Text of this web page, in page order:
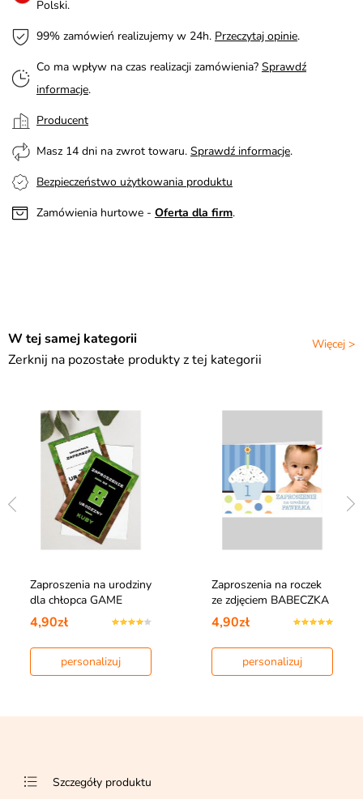
Polski.
99% zamówień realizujemy w 24h. Przeczytaj opinie.
Co ma wpływ na czas realizacji zamówienia? Sprawdź
informacje.
Producent
Masz 14 dni na zwrot towaru. Sprawdź informacje.
Bezpieczeństwo użytkowania produktu
Zamówienia hurtowe - Oferta dla firm.
Więcej >
W tej samej kategorii
Zerknij na pozostałe produkty z tej kategorii
Zaproszenia na urodziny
dla chłopca GAME
4,90zł
personalizuj
Zaproszenia na roczek
ze zdjęciem BABECZKA
4,90zł
personalizuj
Szczegóły produktu